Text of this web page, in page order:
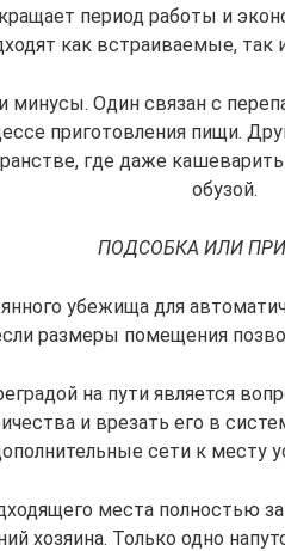
период работы и
как встраиваемые,
минусы. Один связан с
приготовления пищи.
где даже
обузой.
ПОДСОБКА ИЛИ
убежища для
размеры помещения
на пути является
и врезать его в
сети к месту
места полностью
хозяина. Только одно